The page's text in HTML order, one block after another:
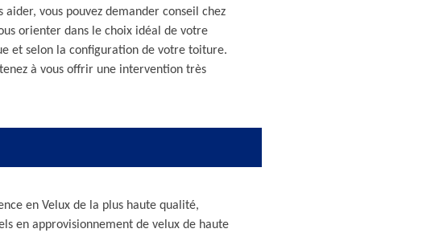
vous pouvez demander conseil chez
orienter dans le choix idéal de votre
et selon la configuration de votre toiture.
à vous offrir une intervention très
en Velux de la plus haute qualité,
en approvisionnement de velux de haute